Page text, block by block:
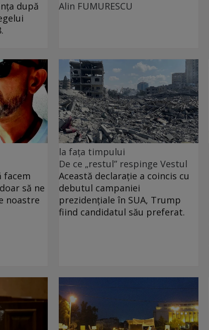
după
Alin FUMURESCU
facem
să ne
noastre
la fața timpului
De ce „restul” respinge Vestul
Această declarație a coincis cu
debutul campaniei
prezidențiale în SUA, Trump
fiind candidatul său preferat.